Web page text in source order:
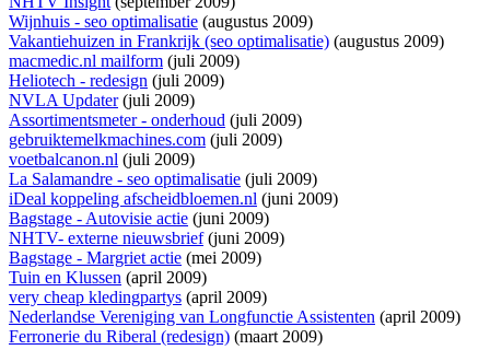
Wijnhuis - seo optimalisatie (augustus 2009)
Vakantiehuizen in Frankrijk (seo optimalisatie) (augustus 2009)
macmedic.nl mailform (juli 2009)
Heliotech - redesign (juli 2009)
NVLA Updater(juli 2009)
Assortimentsmeter - onderhoud (juli 2009)
gebruiktemelkmachines.com (juli 2009)
voetbalcanon.nl (juli 2009)
La Salamandre - seo optimalisatie (juli 2009)
iDeal koppeling afscheidbloemen.nl (juni 2009)
Bagstage - Autovisie actie (juni 2009)
NHTV- externe nieuwsbrief(juni 2009)
Bagstage - Margriet actie (mei 2009)
Tuin en Klussen (april 2009)
very cheap kledingpartys (april 2009)
Nederlandse Vereniging van Longfunctie Assistenten (april 2009)
Ferronerie du Riberal (redesign) (maart 2009)